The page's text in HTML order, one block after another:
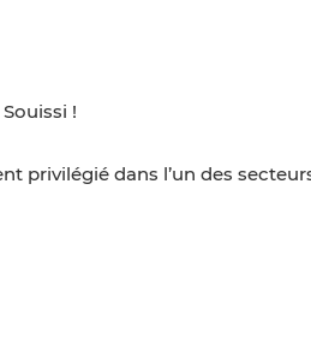
!
privilégié dans l’un des